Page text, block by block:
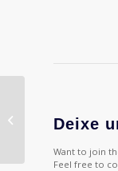
Deixe
Want to join
Feel free to
2023 na